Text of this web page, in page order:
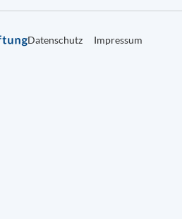
Datenschutz Impressum